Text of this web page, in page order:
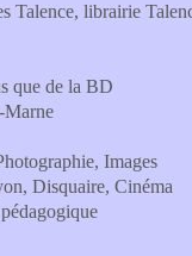
Talence, librairie
que de la BD
Marne
Images
Disquaire, Cinéma